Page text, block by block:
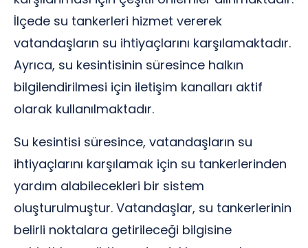
İlçede su tankerleri hizmet vererek
vatandaşların su ihtiyaçlarını karşılamaktadır.
Ayrıca, su kesintisinin süresince halkın
bilgilendirilmesi için iletişim kanalları aktif
olarak kullanılmaktadır.
Su kesintisi süresince, vatandaşların su
ihtiyaçlarını karşılamak için su tankerlerinden
yardım alabilecekleri bir sistem
oluşturulmuştur. Vatandaşlar, su tankerlerinin
belirli noktalara getirileceği bilgisine